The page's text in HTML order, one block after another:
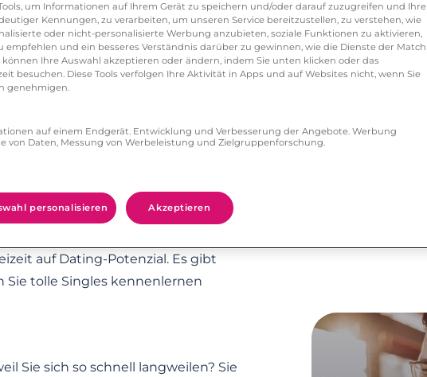
Decke zu machen, Kompromisse in
die letzte Tiefkühlpizza wird nur
Wer sich verlieben möchte,
wird Ihnen kaum dabei behilflich
auf eine Damenbekanntschaft im
auf Dating-Potenzial. Es gibt
tolle Singles kennenlernen
Sie sich so schnell langweilen? Sie
Unsere
um Informationen auf Ihrem Gerät zu speichern und/oder darauf zuzugreifen und Ihre
Kennungen, zu verarbeiten, um unseren Service bereitzustellen, zu verstehen, wie
oder nicht-personalisierte Werbung anzubieten, soziale Funktionen zu aktivieren,
empfehlen und ein besseres Verständnis darüber zu gewinnen, wie die Dienste der Match
Ihre Auswahl akzeptieren oder ändern, indem Sie unten klicken oder das
besuchen. Diese Tools verfolgen Ihre Aktivität in Apps und auf Websites nicht, wenn Sie
genehmigen.
auf einem Endgerät. Entwicklung und Verbesserung der Angebote. Werbung
von Daten, Messung von Werbeleistung und Zielgruppenforschung.
personalisieren Akzeptieren